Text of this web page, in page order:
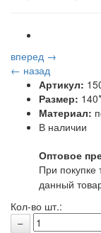
вперед →
← назад
Артикул:
Размер:
Материал:
В наличии
Оптовое
При покупке
данный
Кол-во шт.: